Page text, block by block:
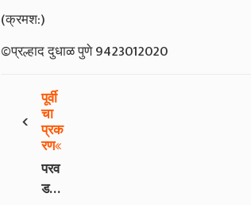
(क्रमश:)
©प्रल्हाद दुधाळ पुणे 9423012020
‹
पूर्वी
चा
प्रक
रण
परव
ड